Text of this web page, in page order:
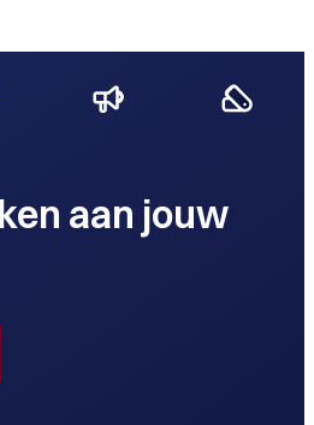
aan jouw